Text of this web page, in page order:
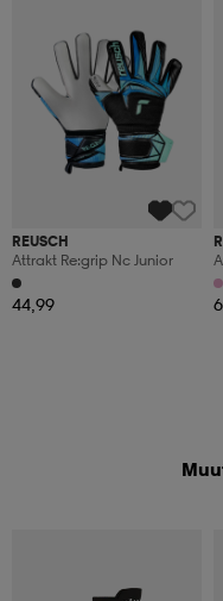
REUSCH
Attrakt Re:grip Nc Junior
44,99